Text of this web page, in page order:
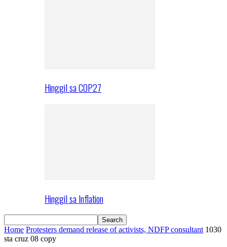
Hinggil sa COP27
Hinggil sa Inflation
Home Protesters demand release of activists, NDFP consultant 1030
sta cruz 08 copy